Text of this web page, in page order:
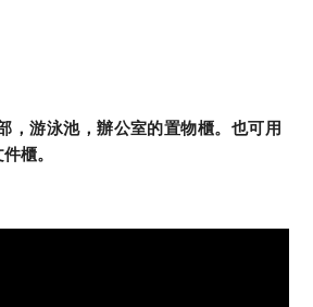
，游泳池，辦公室的置物櫃。也可用
櫃。